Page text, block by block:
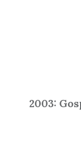
2003: